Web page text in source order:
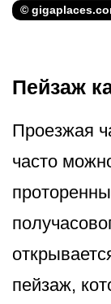
©
Пейзаж
Проезжая
часто
пейзаж,